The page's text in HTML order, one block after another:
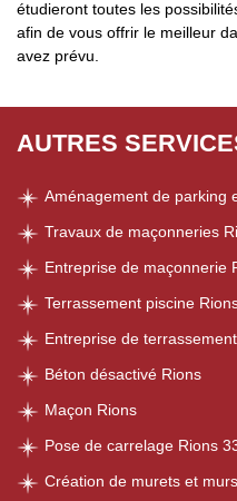
étudieront toutes les
afin de vous offrir le meilleur
avez prévu.
AUTRES
Aménagement de parking
Travaux de maçonneries
Entreprise de maçonnerie
Terrassement piscine
Entreprise de
Béton désactivé Rions
Maçon Rions
Pose de carrelage Rions
Création de murets et